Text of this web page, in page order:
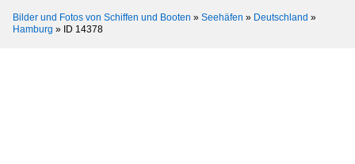
Bilder und Fotos von Schiffen und Booten » Seehäfen » Deutschland »
Hamburg » ID 14378